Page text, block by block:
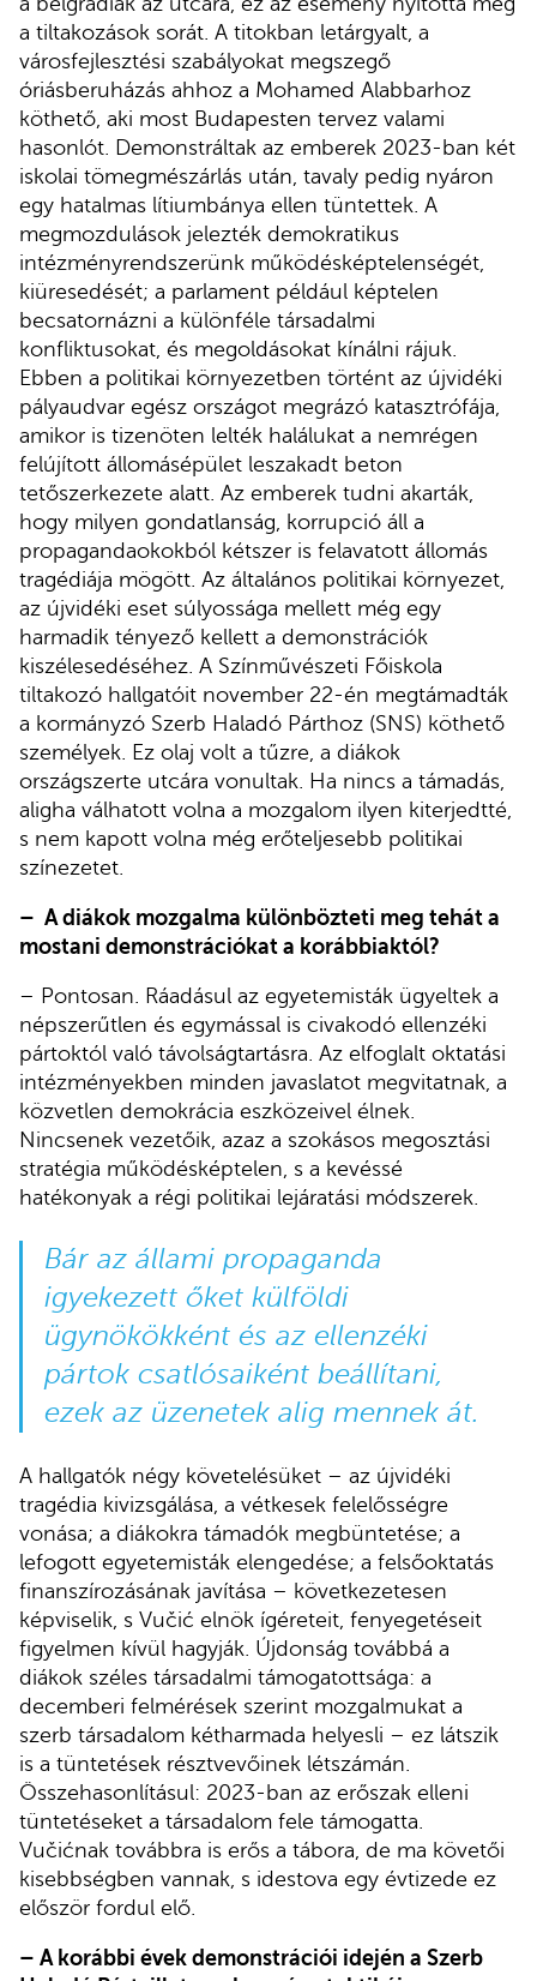
a tiltakozások sorát. A titokban letárgyalt, a
városfejlesztési szabályokat megszegő
óriásberuházás ahhoz a Mohamed Alabbarhoz
köthető, aki most Budapesten tervez valami
hasonlót. Demonstráltak az emberek 2023-ban két
iskolai tömegmészárlás után, tavaly pedig nyáron
egy hatalmas lítiumbánya ellen tüntettek. A
megmozdulások jelezték demokratikus
intézményrendszerünk működésképtelenségét,
kiüresedését; a parlament például képtelen
becsatornázni a különféle társadalmi
konfliktusokat, és megoldásokat kínálni rájuk.
Ebben a politikai környezetben történt az újvidéki
pályaudvar egész országot megrázó katasztrófája,
amikor is tizenöten lelték halálukat a nemrégen
felújított állomásépület leszakadt beton
tetőszerkezete alatt. Az emberek tudni akarták,
hogy milyen gondatlanság, korrupció áll a
propagandaokokból kétszer is felavatott állomás
tragédiája mögött. Az általános politikai környezet,
az újvidéki eset súlyossága mellett még egy
harmadik tényező kellett a demonstrációk
kiszélesedéséhez. A Színművészeti Főiskola
tiltakozó hallgatóit november 22-én megtámadták
a kormányzó Szerb Haladó Párthoz (SNS) köthető
személyek. Ez olaj volt a tűzre, a diákok
országszerte utcára vonultak. Ha nincs a támadás,
aligha válhatott volna a mozgalom ilyen kiterjedtté,
s nem kapott volna még erőteljesebb politikai
színezetet.
– A diákok mozgalma különbözteti meg tehát a
mostani demonstrációkat a korábbiaktól?
– Pontosan. Ráadásul az egyetemisták ügyeltek a
népszerűtlen és egymással is civakodó ellenzéki
pártoktól való távolságtartásra. Az elfoglalt oktatási
intézményekben minden javaslatot megvitatnak, a
közvetlen demokrácia eszközeivel élnek.
Nincsenek vezetőik, azaz a szokásos megosztási
stratégia működésképtelen, s a kevéssé
hatékonyak a régi politikai lejáratási módszerek.
Bár az állami propaganda
igyekezett őket külföldi
ügynökökként és az ellenzéki
pártok csatlósaiként beállítani,
ezek az üzenetek alig mennek át.
A hallgatók négy követelésüket – az újvidéki
tragédia kivizsgálása, a vétkesek felelősségre
vonása; a diákokra támadók megbüntetése; a
lefogott egyetemisták elengedése; a felsőoktatás
finanszírozásának javítása – következetesen
képviselik, s Vučić elnök ígéreteit, fenyegetéseit
figyelmen kívül hagyják. Újdonság továbbá a
diákok széles társadalmi támogatottsága: a
decemberi felmérések szerint mozgalmukat a
szerb társadalom kétharmada helyesli – ez látszik
is a tüntetések résztvevőinek létszámán.
Összehasonlításul: 2023-ban az erőszak elleni
tüntetéseket a társadalom fele támogatta.
Vučićnak továbbra is erős a tábora, de ma követői
kisebbségben vannak, s idestova egy évtizede ez
először fordul elő.
– A korábbi évek demonstrációi idején a Szerb